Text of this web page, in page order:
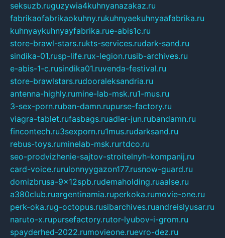
seksuzb.ruguzywia4kuhnyanazakaz.ru
fabrikaofabrikaokuhny.rukuhnyaekuhnyaafabrika.ru
kuhnyaykuhnyayfabrika.rue-abis1c.ru
store-brawl-stars.rukts-services.rudark-sand.ru
sindika-01.rusp-life.rux-legion.rusib-archives.ru
e-abis-1-c.rusindika01.ruvenda-festival.ru
store-brawlstars.rudooraleksandria.ru
antenna-highly.rumine-lab-msk.ru1-mus.ru
3-sex-porn.ruban-damn.rupurse-factory.ru
viagra-tablet.rufasbags.ruadler-jun.rubandamn.ru
fincontech.ru3sexporn.ru1mus.rudarksand.ru
rebus-toys.ruminelab-msk.rurtdco.ru
seo-prodvizhenie-sajtov-stroitelnyh-kompanij.ru
card-voice.rurulonnyygazon177.rusnow-guard.ru
domizbrusa-9x12spb.rudemaholding.ruaalse.ru
a380club.ruargentinamia.ruperkoka.rumovie-one.ru
perk-oka.rug-octopus.rusibarchives.ruandreislyusar.ru
naruto-x.rupursefactory.rutor-lyubov-i-grom.ru
spayderhed-2022.rumovieone.ruevro-dez.ru